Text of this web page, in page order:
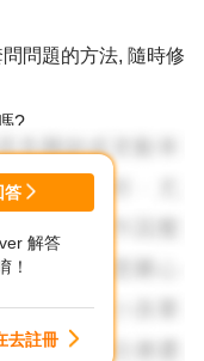
問題的方法, 隨時修
?
, 為什麼催?
什麼公司策略需要
答
解答
！
去註冊